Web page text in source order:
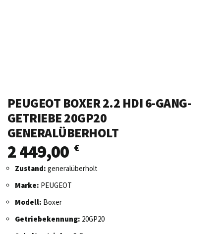
PEUGEOT BOXER 2.2 HDI 6-GANG-
GETRIEBE 20GP20
GENERALÜBERHOLT
2 449,00 €
Zustand: generalüberholt
Marke: PEUGEOT
Modell: Boxer
Getriebekennung: 20GP20